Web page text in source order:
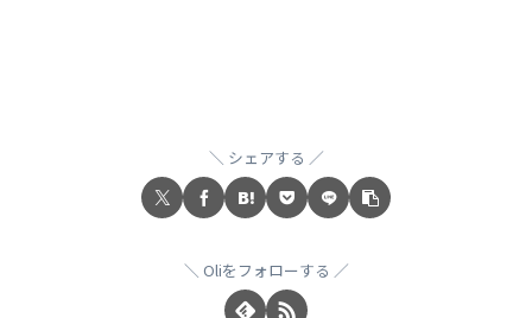
シェアする
Oliをフォローする